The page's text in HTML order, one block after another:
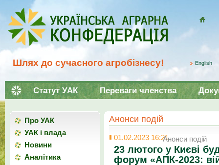
Шлях до сучасного агробізнесу! English
Статут УАК Переваги членства
Анонси подій
01.02.2023 16:21Анонси подій
23 лютого у Києві
форум «АПК-2023:
Про УАК
УАК і влада
Новини
Аналітика